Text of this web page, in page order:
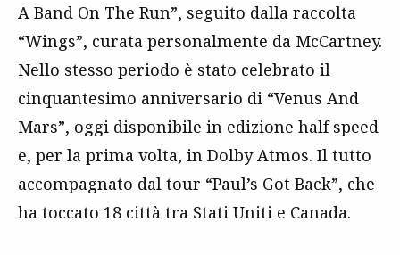
A Band On The Run”, seguito dalla raccolta
“Wings”, curata personalmente da McCartney.
Nello stesso periodo è stato celebrato il
cinquantesimo anniversario di “Venus And
Mars”, oggi disponibile in edizione half speed
e, per la prima volta, in Dolby Atmos. Il tutto
accompagnato dal tour “Paul’s Got Back”, che
ha toccato 18 città tra Stati Uniti e Canada.